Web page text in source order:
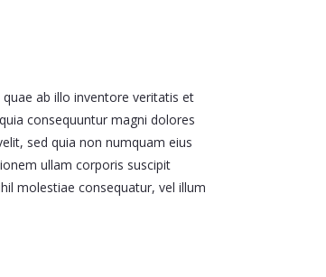
ab illo inventore veritatis et
consequuntur magni dolores
sed quia non numquam eius
ullam corporis suscipit
molestiae consequatur, vel illum